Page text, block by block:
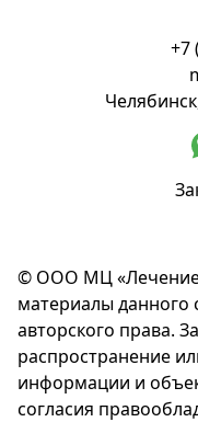
+7
© ООО МЦ «Лечение
материалы данного
авторского права.
распространение
информации и
согласия